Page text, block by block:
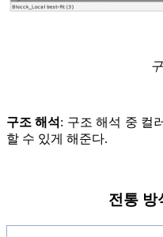
구조 해석 : 구조 해석 중 컬
할 수 있게 해준다.
전통 방